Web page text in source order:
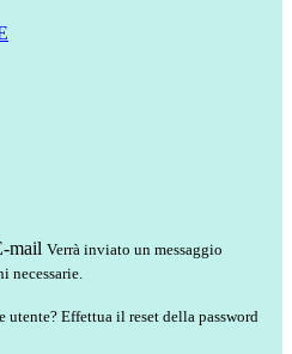
mail Verrà inviato un messaggio
necessarie.
utente? Effettua il reset della password